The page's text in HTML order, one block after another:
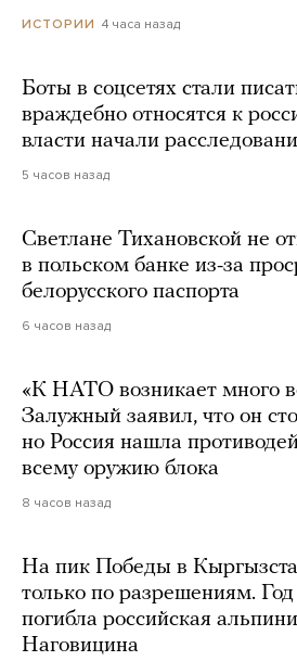
ИСТОРИИ 4 часа назад
Боты в соцсетях стали
враждебно относятся к
власти начали
5 часов назад
Светлане Тихановской не
в польском банке из-за
белорусского паспорта
6 часов назад
«К НАТО возникает много
Залужный заявил, что он
но Россия нашла
всему оружию блока
8 часов назад
На пик Победы в
только по разрешениям.
погибла российская
Наговицина